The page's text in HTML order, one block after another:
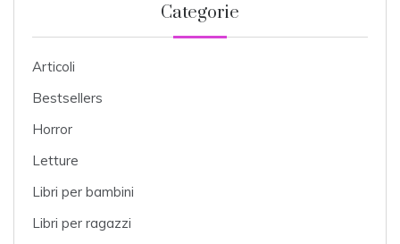
Categorie
Articoli
Bestsellers
Horror
Letture
Libri per bambini
Libri per ragazzi